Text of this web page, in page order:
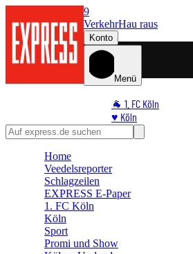
9
VerkehrHau raus
Konto
Menü
🐐 1. FC Köln
♥️ Köln
⭐ Promi
🛒 Shoppingwelt
Home
Veedelsreporter
Schlagzeilen
EXPRESS E-Paper
1. FC Köln
Köln
Sport
Promi und Show